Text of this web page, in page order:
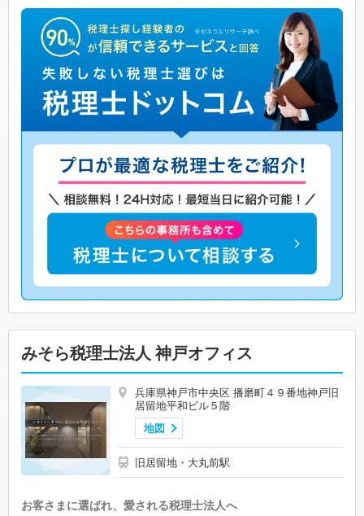
みそら税理士法人 神戸オフィス
兵庫県神戸市中央区 播磨町４９番地神戸旧
居留地平和ビル５階
地図
旧居留地・大丸前駅
お客さまに選ばれ、愛される税理士法人へ